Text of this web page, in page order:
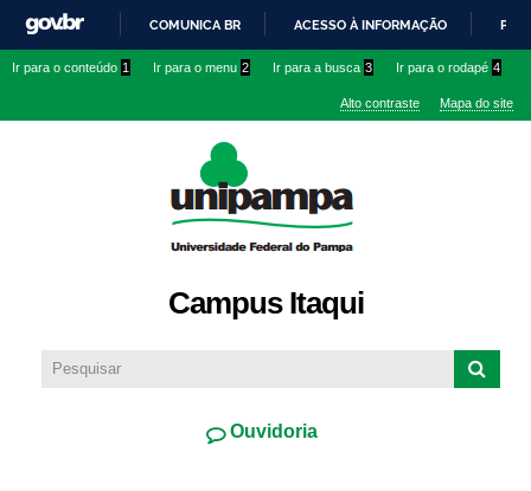
conteúdo
IR
O
COMUNICA BR ACESSO À INFORMAÇÃO
Ir para o conteúdo 1 Ir para o menu 2 Ir para a busca 3 Ir para o rodapé 4
Alto contraste Mapa do site
Campus Itaqui
Ouvidoria